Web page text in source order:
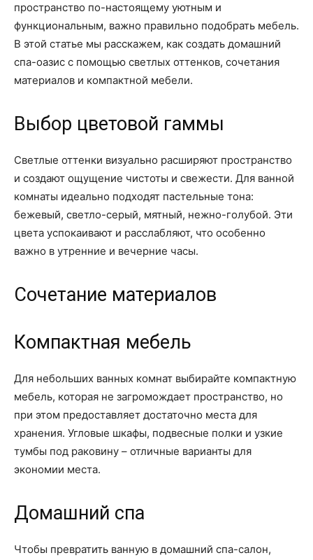
пространство по-настоящему уютным и
функциональным, важно правильно подобрать мебель.
В этой статье мы расскажем, как создать домашний
спа-оазис с помощью светлых оттенков, сочетания
материалов и компактной мебели.
Выбор цветовой гаммы
Светлые оттенки визуально расширяют пространство
и создают ощущение чистоты и свежести. Для ванной
комнаты идеально подходят пастельные тона:
бежевый, светло-серый, мятный, нежно-голубой. Эти
цвета успокаивают и расслабляют, что особенно
важно в утренние и вечерние часы.
Сочетание материалов
Компактная мебель
Для небольших ванных комнат выбирайте компактную
мебель, которая не загромождает пространство, но
при этом предоставляет достаточно места для
хранения. Угловые шкафы, подвесные полки и узкие
тумбы под раковину – отличные варианты для
экономии места.
Домашний спа
Чтобы превратить ванную в домашний спа-салон,